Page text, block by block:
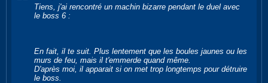
Tiens, j'ai rencontré un machin bizarre pendant le duel avec
le boss 6 :
En fait, il te suit. Plus lentement que les boules jaunes ou les
murs de feu, mais il t'emmerde quand même.
D'après moi, il apparait si on met trop longtemps pour détruire
le boss.